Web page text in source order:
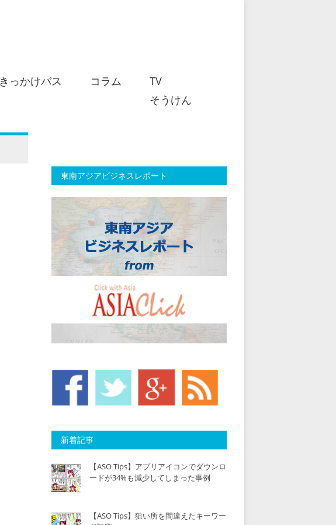
きっかけバス コラム
TV
そうけん
東南アジアビジネスレポート
新着記事
【ASO Tips】アプリアイコンでダウンロ
ードが34%も減少してしまった事例
【ASO Tips】狙い所を間違えたキーワー